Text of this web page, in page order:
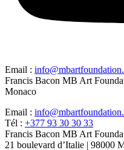
Email :
Francis Bacon MB Art
Monaco
Email :
Tél : +377 93 30 30 33
Francis Bacon MB Art
21 boulevard d’Italie | 98000